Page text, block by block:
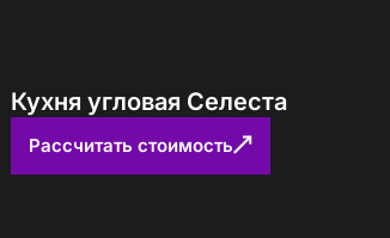
Кухня угловая Селеста
Рассчитать стоимость